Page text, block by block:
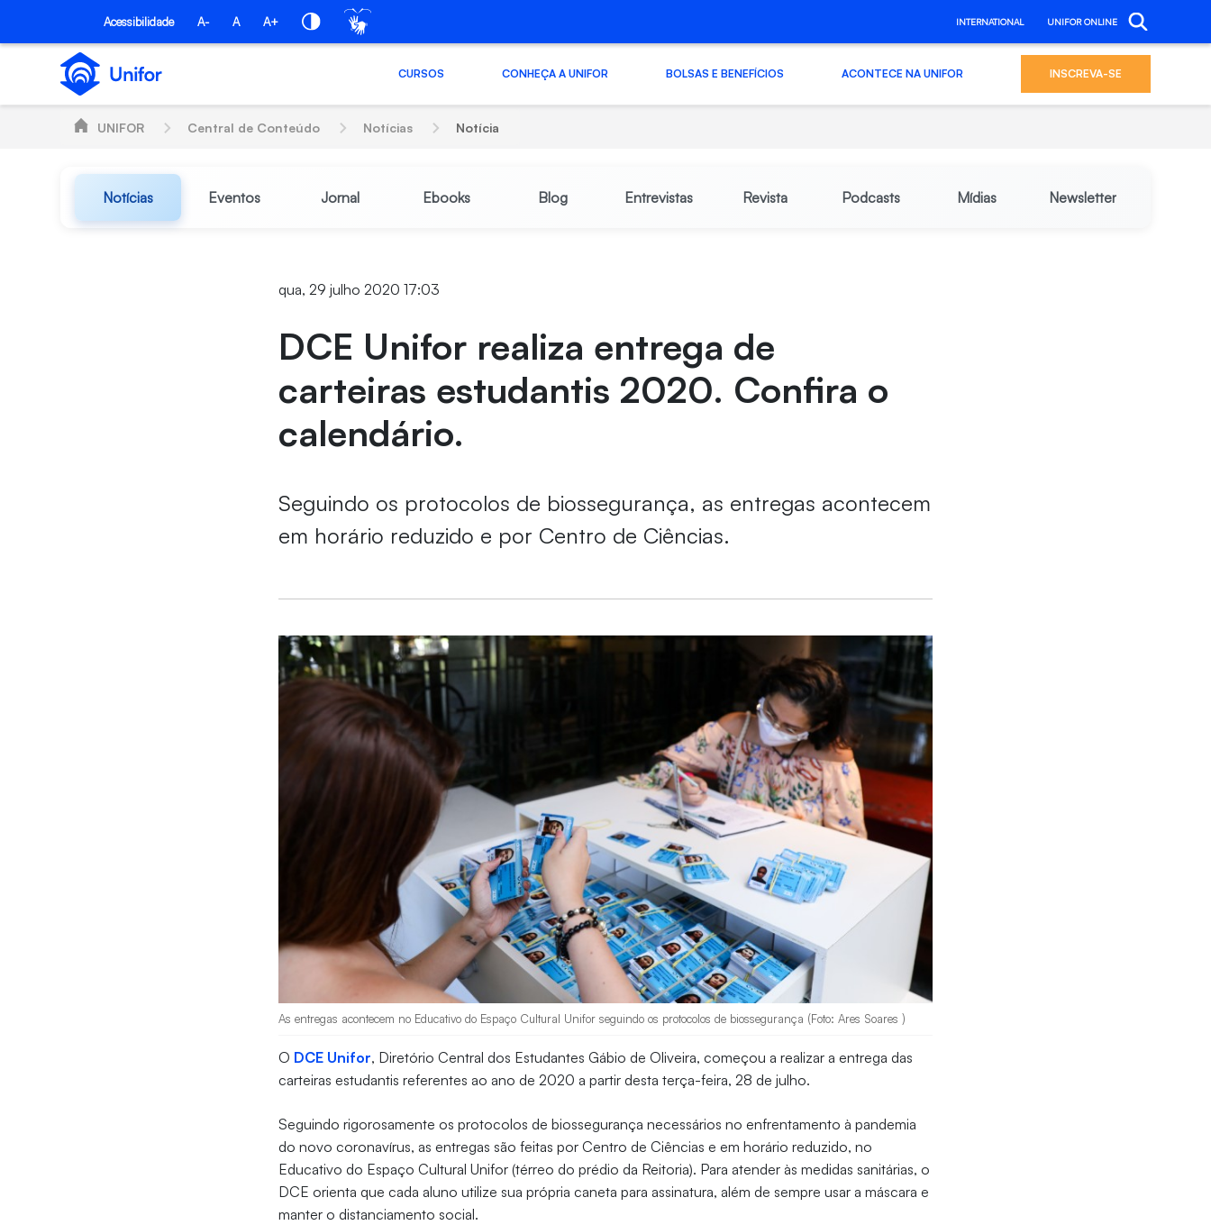
Pular para o Conteúdo principal
Acessibilidade A- A A+ INTERNATIONAL UNIFOR ONLINE
CURSOS CONHEÇA A UNIFOR BOLSAS E BENEFÍCIOS ACONTECE NA UNIFOR INSCREVA-SE
UNIFOR Central de Conteúdo Notícias Notícia
Notícias Eventos Jornal Ebooks Blog Entrevistas Revista Podcasts Mídias Newsletter
qua, 29 julho 2020 17:03
DCE Unifor realiza entrega de
carteiras estudantis 2020. Confira o
calendário.
Seguindo os protocolos de biossegurança, as entregas acontecem
em horário reduzido e por Centro de Ciências.
As entregas acontecem no Educativo do Espaço Cultural Unifor seguindo os protocolos de biossegurança (Foto: Ares Soares )
O DCE Unifor, Diretório Central dos Estudantes Gábio de Oliveira, começou a realizar a entrega das
carteiras estudantis referentes ao ano de 2020 a partir desta terça-feira, 28 de julho.
Seguindo rigorosamente os protocolos de biossegurança necessários no enfrentamento à pandemia
do novo coronavírus, as entregas são feitas por Centro de Ciências e em horário reduzido, no
Educativo do Espaço Cultural Unifor (térreo do prédio da Reitoria). Para atender às medidas sanitárias, o
DCE orienta que cada aluno utilize sua própria caneta para assinatura, além de sempre usar a máscara e
manter o distanciamento social.